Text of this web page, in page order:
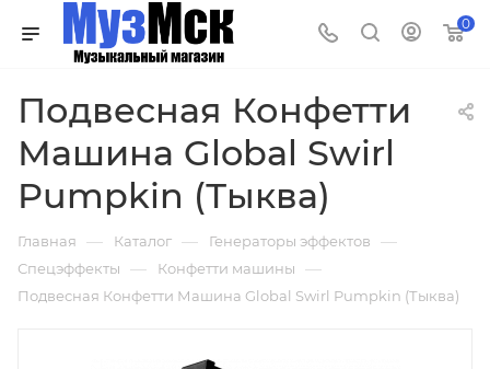
0
Подвесная Конфетти
Машина Global Swirl
Pumpkin (Тыква)
Главная — Каталог — Генераторы эффектов —
Спецэффекты — Конфетти машины —
Подвесная Конфетти Машина Global Swirl Pumpkin (Тыква)